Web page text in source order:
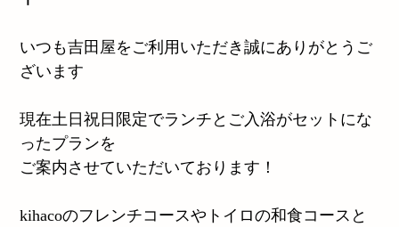
いつも吉田屋をご利用いただき誠にありがとうご
ざいます
現在土日祝日限定でランチとご入浴がセットにな
ったプランを
ご案内させていただいております！
kihacoのフレンチコースやトイロの和食コースと